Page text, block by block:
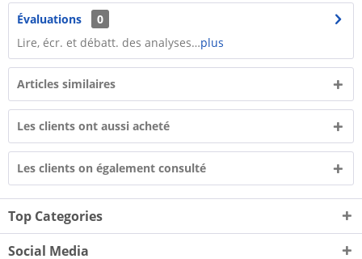
Évaluations
0
Lire, écr. et débatt. des analyses…plus
Articles similaires
Les clients ont aussi acheté
Les clients on également consulté
Top Categories
Social Media